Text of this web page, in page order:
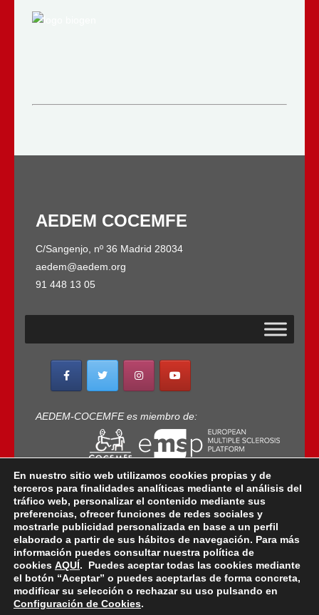
AEDEM COCEMFE
C/Sangenjo, nº 36 Madrid 28034
aedem@aedem.org
91 448 13 05
AEDEM-COCEMFE es miembro de:
Copyright © 2022 · AEDEM-Asociación española de
EM · Todos los Derechos Reservados · C/ Sangenjo,
nº 36 Madrid -
91 448 13 05
mail: aedem@aedem.org//Aviso legal-Política de
Protección de Datos
En nuestro sitio web utilizamos cookies propias y de
terceros para finalidades analíticas mediante el análisis del
tráfico web, personalizar el contenido mediante sus
preferencias, ofrecer funciones de redes sociales y
mostrarle publicidad personalizada en base a un perfil
elaborado a partir de sus hábitos de navegación. Para más
información puedes consultar nuestra política de
cookies AQUÍ. Puedes aceptar todas las cookies mediante
el botón “Aceptar” o puedes aceptarlas de forma concreta,
modificar su selección o rechazar su uso pulsando en
Configuración de Cookies.